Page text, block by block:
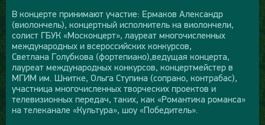
В концерте принимают участие: Ермаков Александр
(виолончель), концертный исполнитель на виолончели,
солист ГБУК «Москонцерт», лауреат многочисленных
международных и всероссийских конкурсов,
Светлана Голубкова (фортепиано),ведущая концерта,
лауреат международных конкурсов, концертмейстер в
МГИМ им. Шнитке, Ольга Ступина (сопрано, контрабас),
участница многочисленных творческих проектов и
телевизионных передач, таких, как «Романтика романса»
на телеканале «Культура», шоу «Победитель».